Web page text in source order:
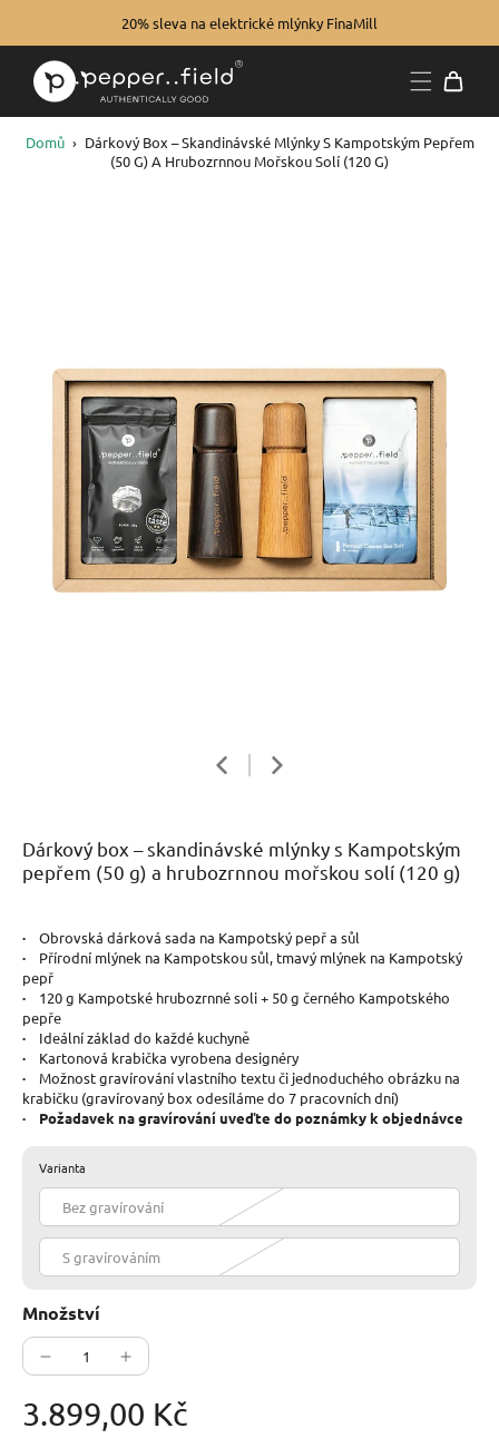
20% sleva na elektrické mlýnky FinaMill
Domů › Dárkový Box – Skandinávské Mlýnky S Kampotským Pepřem
(50 G) A Hrubozrnnou Mořskou Solí (120 G)
Dárkový box – skandinávské mlýnky s Kampotským
pepřem (50 g) a hrubozrnnou mořskou solí (120 g)
·
Obrovská dárková sada na Kampotský pepř a sůl
·
Přírodní mlýnek na Kampotskou sůl, tmavý mlýnek na Kampotský
pepř
·
120 g Kampotské hrubozrnné soli + 50 g černého Kampotského
pepře
·
Ideální základ do každé kuchyně
·
Kartonová krabička vyrobena designéry
·
Možnost gravírování vlastního textu či jednoduchého obrázku na
krabičku (gravírovaný box odesíláme do 7 pracovních dní)
· Požadavek na gravírování uveďte do poznámky k objednávce
Varianta
Bez gravírování
S gravírováním
Množství
3.899,00 Kč